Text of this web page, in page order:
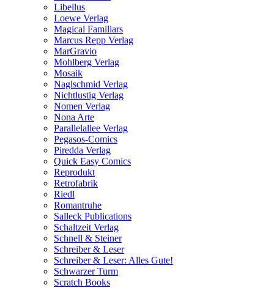
Libellus
Loewe Verlag
Magical Familiars
Marcus Repp Verlag
MarGravio
Mohlberg Verlag
Mosaik
Naglschmid Verlag
Nichtlustig Verlag
Nomen Verlag
Nona Arte
Parallelallee Verlag
Pegasos-Comics
Piredda Verlag
Quick Easy Comics
Reprodukt
Retrofabrik
Riedl
Romantruhe
Salleck Publications
Schaltzeit Verlag
Schnell & Steiner
Schreiber & Leser
Schreiber & Leser: Alles Gute!
Schwarzer Turm
Scratch Books